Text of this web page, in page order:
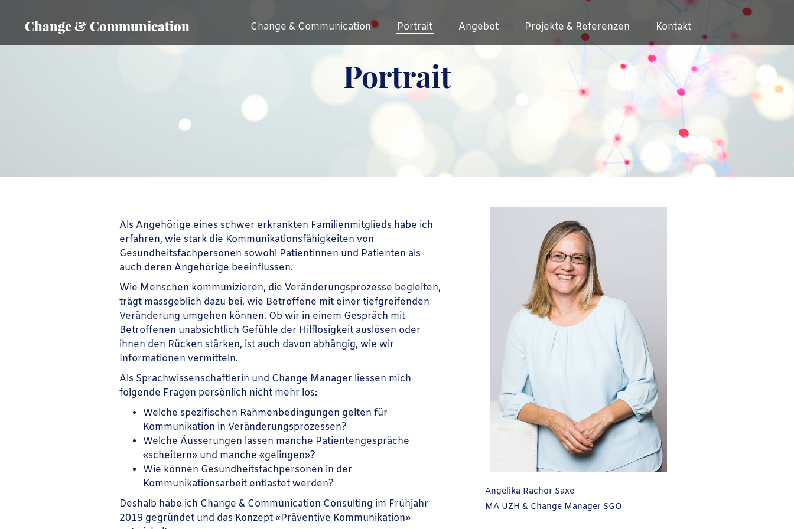
Change & Communication Change & Communication Portrait Angebot Projekte & Referenzen Kontakt
Portrait
Als Angehörige eines schwer erkrankten Familienmitglieds habe ich
erfahren, wie stark die Kommunikationsfähigkeiten von
Gesundheitsfachpersonen sowohl Patientinnen und Patienten als
auch deren Angehörige beeinflussen.
Wie Menschen kommunizieren, die Veränderungsprozesse begleiten,
trägt massgeblich dazu bei, wie Betroffene mit einer tiefgreifenden
Veränderung umgehen können. Ob wir in einem Gespräch mit
Betroffenen unabsichtlich Gefühle der Hilflosigkeit auslösen oder
ihnen den Rücken stärken, ist auch davon abhängig, wie wir
Informationen vermitteln.
Als Sprachwissenschaftlerin und Change Manager liessen mich
folgende Fragen persönlich nicht mehr los:
Welche spezifischen Rahmenbedingungen gelten für
Kommunikation in Veränderungsprozessen?
Welche Äusserungen lassen manche Patientengespräche
«scheitern» und manche «gelingen»?
Wie können Gesundheitsfachpersonen in der
Kommunikationsarbeit entlastet werden?
Deshalb habe ich Change & Communication Consulting im Frühjahr
2019 gegründet und das Konzept «Präventive Kommunikation»
Angelika Rachor Saxe
MA UZH & Change Manager SGO